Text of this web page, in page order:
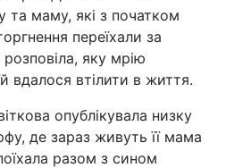
та маму, які з початком
переїхали за
яку мрію
вдалося втілити в життя.
опублікувала низку
де зараз живуть її мама
разом з сином